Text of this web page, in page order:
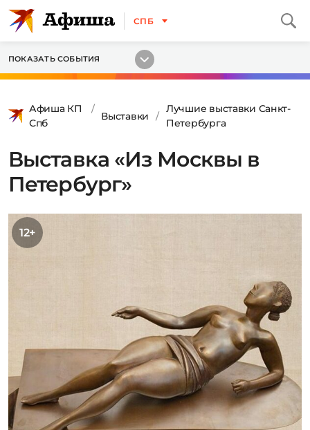
СПБ
ПОКАЗАТЬ СОБЫТИЯ
Афиша КП
Спб
Выставки
Лучшие выставки Санкт-
Петербурга
Выставка «Из Москвы в
Петербург»
12+